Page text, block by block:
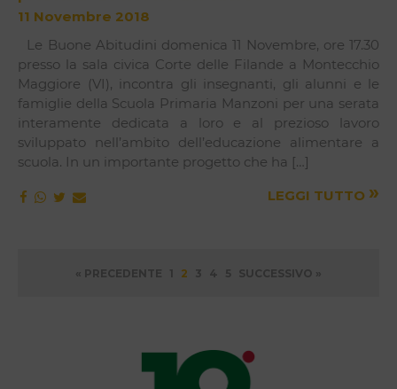
11 Novembre 2018
Le Buone Abitudini domenica 11 Novembre, ore 17.30
presso la sala civica Corte delle Filande a Montecchio
Maggiore (VI), incontra gli insegnanti, gli alunni e le
famiglie della Scuola Primaria Manzoni per una serata
interamente dedicata a loro e al prezioso lavoro
sviluppato nell’ambito dell’educazione alimentare a
scuola. In un importante progetto che ha […]
LEGGI TUTTO »
Paginazione
« PRECEDENTE 1 2 3 4 5 SUCCESSIVO »